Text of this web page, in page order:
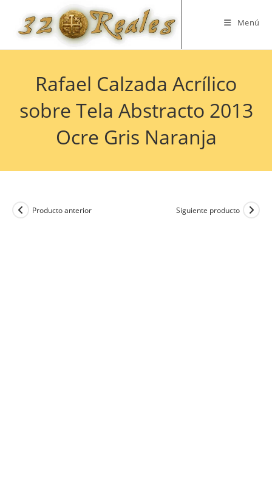
contenido
Menú
Rafael Calzada Acrílico
sobre Tela Abstracto 2013
Ocre Gris Naranja
Producto anterior Siguiente producto